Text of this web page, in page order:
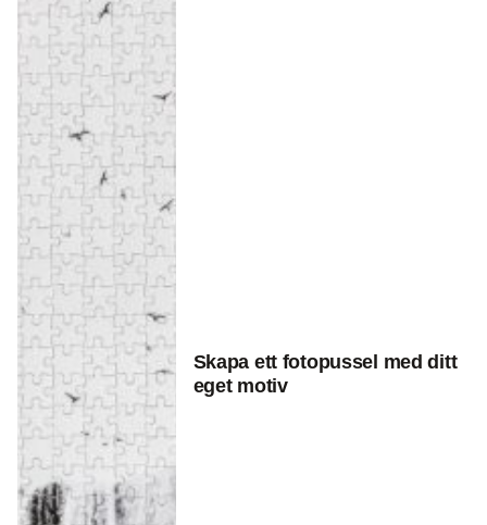
Skapa ett fotopussel med ditt
eget motiv